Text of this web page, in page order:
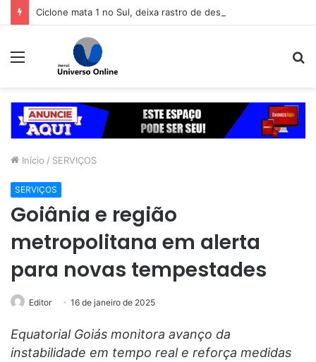
Menu
Início / SERVIÇOS
SERVIÇOS
Goiânia e região
metropolitana em alerta
para novas tempestades
Editor 16 de janeiro de 2025
Equatorial Goiás monitora avanço da
instabilidade em tempo real e reforça medidas